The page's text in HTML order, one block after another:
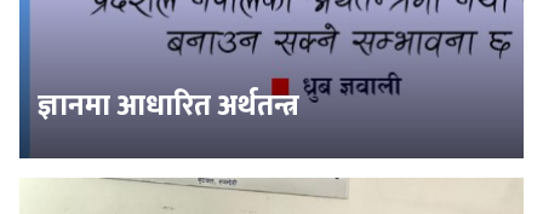
ज्ञानमा आधारित अर्थतन्त्र